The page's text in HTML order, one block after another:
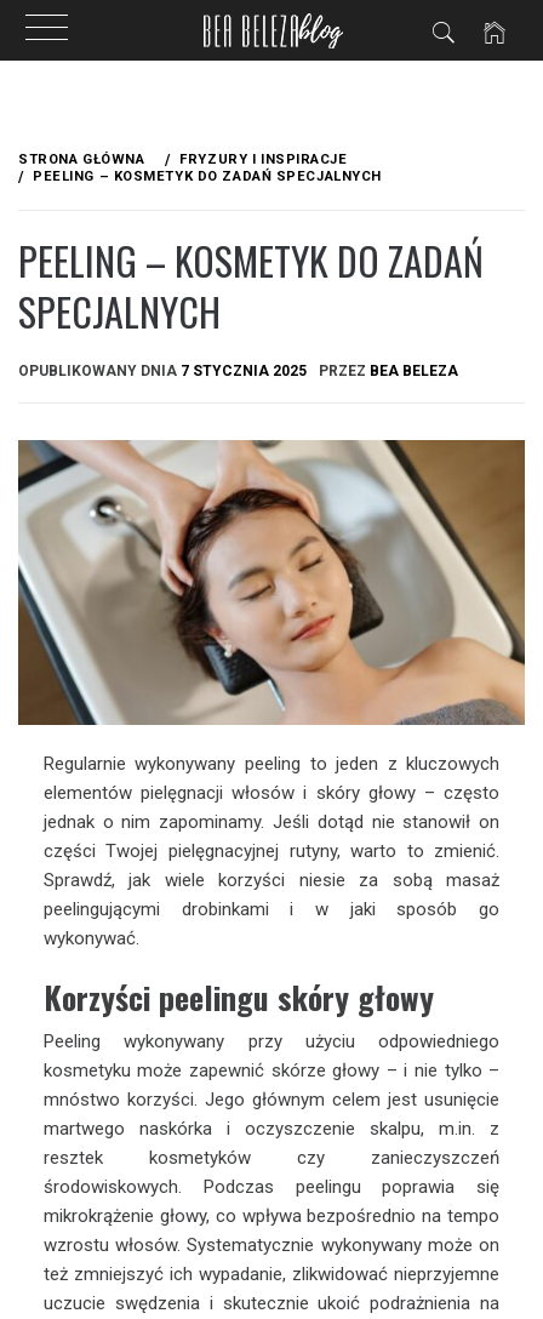
treści
STRONA GŁÓWNA
FRYZURY I INSPIRACJE
PEELING – KOSMETYK DO ZADAŃ SPECJALNYCH
PEELING – KOSMETYK DO ZADAŃ
SPECJALNYCH
OPUBLIKOWANY DNIA 7 STYCZNIA 2025 PRZEZ BEA BELEZA
Regularnie wykonywany peeling to jeden z kluczowych
elementów pielęgnacji włosów i skóry głowy – często
jednak o nim zapominamy. Jeśli dotąd nie stanowił on
części Twojej pielęgnacyjnej rutyny, warto to zmienić.
Sprawdź, jak wiele korzyści niesie za sobą masaż
peelingującymi drobinkami i w jaki sposób go
wykonywać.
Korzyści peelingu skóry głowy
Peeling wykonywany przy użyciu odpowiedniego
kosmetyku może zapewnić skórze głowy – i nie tylko –
mnóstwo korzyści. Jego głównym celem jest usunięcie
martwego naskórka i oczyszczenie skalpu, m.in. z
resztek kosmetyków czy zanieczyszczeń
środowiskowych. Podczas peelingu poprawia się
mikrokrążenie głowy, co wpływa bezpośrednio na tempo
wzrostu włosów. Systematycznie wykonywany może on
też zmniejszyć ich wypadanie, zlikwidować nieprzyjemne
uczucie swędzenia i skutecznie ukoić podrażnienia na